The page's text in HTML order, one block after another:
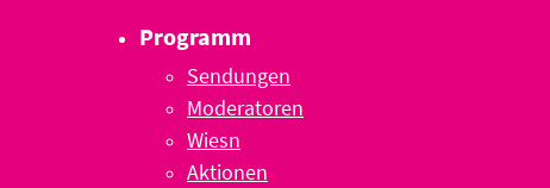
Programm
Sendungen
Moderatoren
Wiesn
Aktionen